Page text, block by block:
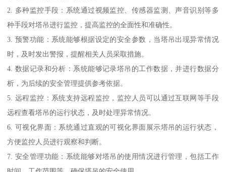
2. 多种监控手段：系统通过视频监控、传感器监测、声音识别等多
种手段对塔吊进行监控，提高监控的全面性和准确性。
3. 预警功能：系统能够根据设定的安全参数，当塔吊出现异常情况
时，及时发出警报，提醒相关人员采取措施。
4. 数据记录和分析：系统能够记录塔吊的工作数据，并进行数据分
析，为后续的安全管理提供参考依据。
5. 远程监控：系统支持远程监控，监控人员可以通过互联网等手段
远程查看塔吊的运行状态，及时处理异常情况。
6. 可视化界面：系统通过直观的可视化界面展示塔吊的运行状态，
方便监控人员进行观察和判断。
7. 安全管理功能：系统能够对塔吊的使用情况进行管理，包括工作